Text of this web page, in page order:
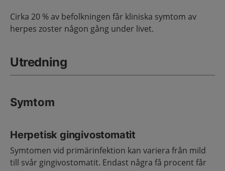
Cirka 20 % av befolkningen får kliniska symtom av
herpes zoster någon gång under livet.
Utredning
Symtom
Herpetisk gingivostomatit
Symtomen vid primärinfektion kan variera från mild
till svår gingivostomatit. Endast några få procent får